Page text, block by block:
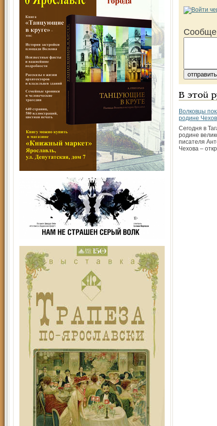
В этой
Волковцы
родине
Сегодня в
родине
писателя
Чехова –